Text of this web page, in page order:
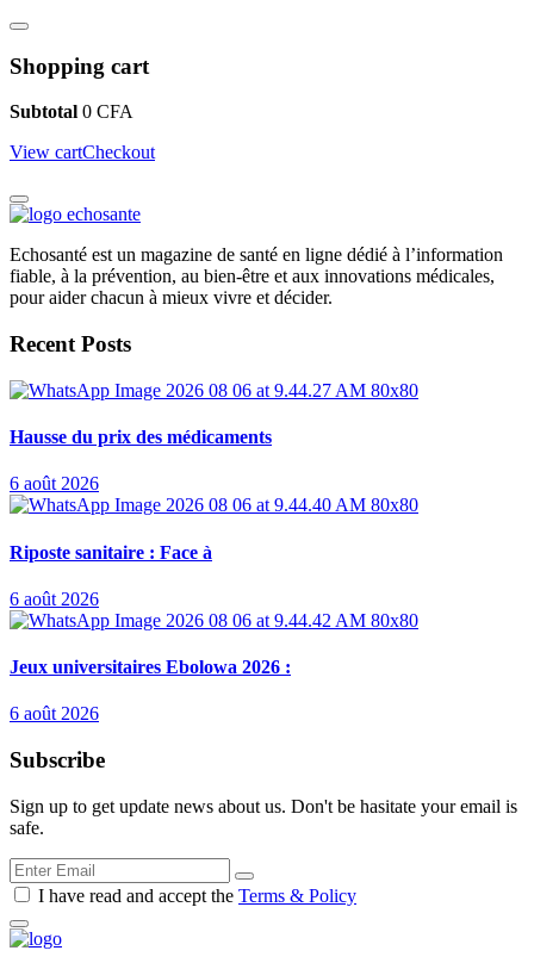
Shopping cart
Subtotal 0 CFA
View cartCheckout
Echosanté est un magazine de santé en ligne dédié à l’information
fiable, à la prévention, au bien-être et aux innovations médicales,
pour aider chacun à mieux vivre et décider.
Recent Posts
Hausse du prix des médicaments
6 août 2026
Riposte sanitaire : Face à
6 août 2026
Jeux universitaires Ebolowa 2026 :
6 août 2026
Subscribe
Sign up to get update news about us. Don't be hasitate your email is
safe.
I have read and accept the Terms & Policy